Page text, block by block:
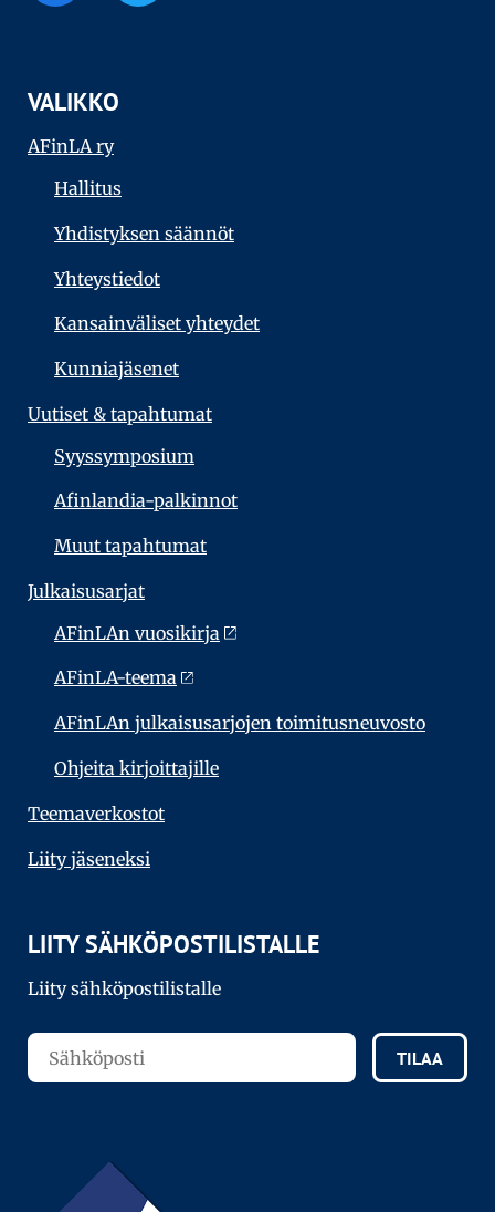
VALIKKO
AFinLA ry
Hallitus
Yhdistyksen säännöt
Yhteystiedot
Kansainväliset yhteydet
Kunniajäsenet
Uutiset & tapahtumat
Syyssymposium
Afinlandia-palkinnot
Muut tapahtumat
Julkaisu­sarjat
AFinLAn vuosikirja
AFinLA-teema
AFinLAn julkaisusarjojen toimitusneuvosto
Ohjeita kirjoittajille
Teema­verkostot
Liity jäseneksi
LIITY SÄHKÖPOSTILISTALLE
Liity sähköpostilistalle
TILAA